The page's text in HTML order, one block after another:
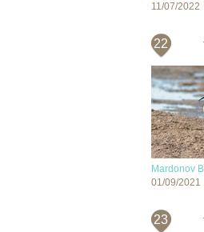
11/07/2022
22
Mardonov
01/09/2021
23